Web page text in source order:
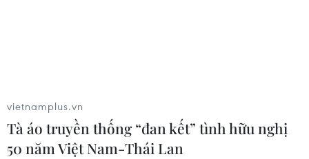
vietnamplus.vn
Tà áo truyền thống “đan kết” tình hữu nghị
50 năm Việt Nam-Thái Lan